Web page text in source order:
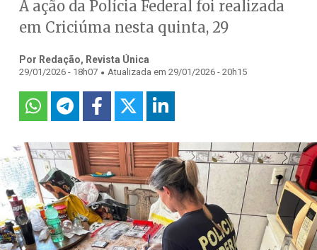
A ação da Polícia Federal foi realizada
em Criciúma nesta quinta, 29
Por Redação, Revista Única
29/01/2026 - 18h07 . Atualizada em 29/01/2026 - 20h15